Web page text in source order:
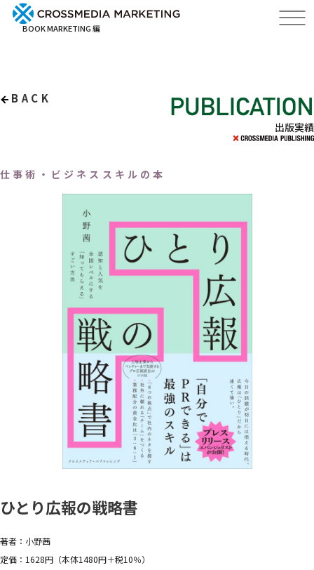
BOOK MARKETING 編
BACK
出版実績
仕事術・ビジネススキルの本
ひとり広報の戦略書
著者：小野茜
定価：1628円（本体1480円＋税10％）